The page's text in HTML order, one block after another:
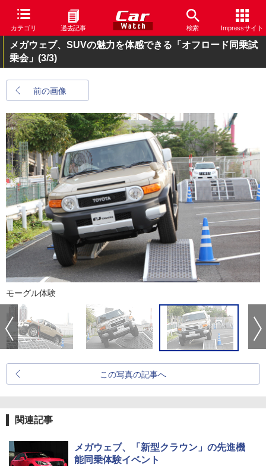
カテゴリ 過去記事 検索 Impressサイト
メガウェブ、SUVの魅力を体感できる「オフロード同乗試
乗会」 (3/3)
前の画像
モーグル体験
この写真の記事へ
関連記事
メガウェブ、「新型クラウン」の先進機
能同乗体験イベント